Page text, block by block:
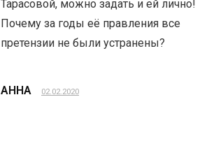
Тарасовой, можно задать и ей лично!
Почему за годы её правления все
претензии не были устранены?
АННА 02.02.2020